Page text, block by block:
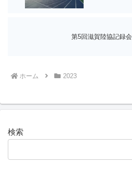
第5回滋賀陸協記録会
ホーム 2023
検索